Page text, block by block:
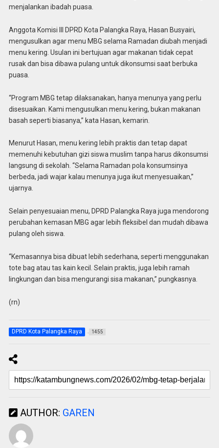
menjalankan ibadah puasa.
Anggota Komisi III DPRD Kota Palangka Raya, Hasan Busyairi,
mengusulkan agar menu MBG selama Ramadan diubah menjadi
menu kering. Usulan ini bertujuan agar makanan tidak cepat
rusak dan bisa dibawa pulang untuk dikonsumsi saat berbuka
puasa.
“Program MBG tetap dilaksanakan, hanya menunya yang perlu
disesuaikan. Kami mengusulkan menu kering, bukan makanan
basah seperti biasanya,” kata Hasan, kemarin.
Menurut Hasan, menu kering lebih praktis dan tetap dapat
memenuhi kebutuhan gizi siswa muslim tanpa harus dikonsumsi
langsung di sekolah. “Selama Ramadan pola konsumsinya
berbeda, jadi wajar kalau menunya juga ikut menyesuaikan,”
ujarnya.
Selain penyesuaian menu, DPRD Palangka Raya juga mendorong
perubahan kemasan MBG agar lebih fleksibel dan mudah dibawa
pulang oleh siswa.
“Kemasannya bisa dibuat lebih sederhana, seperti menggunakan
tote bag atau tas kain kecil. Selain praktis, juga lebih ramah
lingkungan dan bisa mengurangi sisa makanan,” pungkasnya.
(rn)
DPRD Kota Palangka Raya 1455
AUTHOR: GAREN